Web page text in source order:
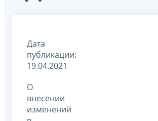
Дата
публикации:
19.04.2021
О
внесении
изменений